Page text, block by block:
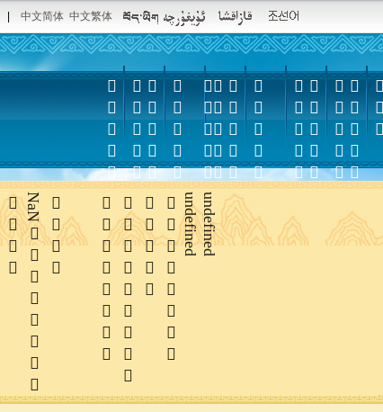
中文简体 中文繁体

 
  

 
 

NaN
 undefined
undefined



